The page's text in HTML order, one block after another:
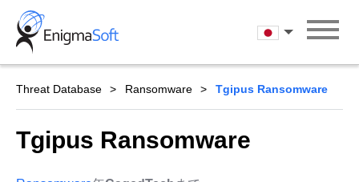
Skip
content
日本語
Threat Database Ransomware Tgipus Ransomware
Tgipus Ransomware